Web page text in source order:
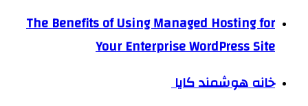
The Benefits of Using Managed Hosting for
Your Enterprise WordPress Site
خانه هوشمند کایا